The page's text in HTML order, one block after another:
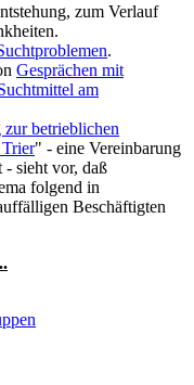
zum Verlauf
.
Gesprächen mit
am
betrieblichen
" - eine Vereinbarung
- sieht vor, daß
folgend in
Beschäftigten